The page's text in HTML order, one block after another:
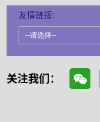
友情链接:
关注我们：